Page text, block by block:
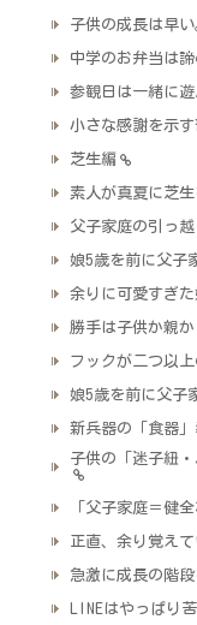
子供の成長は早い
中学のお弁当は
参観日は一緒に遊
小さな感謝を示す
芝生編
素人が真夏に芝生
父子家庭の引っ
娘5歳を前に父子
余りに可愛すぎた
勝手は子供か親か
フックが二つ以
娘5歳を前に父子
新兵器の「食器」
子供の「迷子紐
「父子家庭＝健
正直、余り覚えて
急激に成長の階
LINEはやっぱり